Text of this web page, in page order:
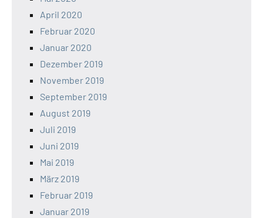
April 2020
Februar 2020
Januar 2020
Dezember 2019
November 2019
September 2019
August 2019
Juli 2019
Juni 2019
Mai 2019
März 2019
Februar 2019
Januar 2019